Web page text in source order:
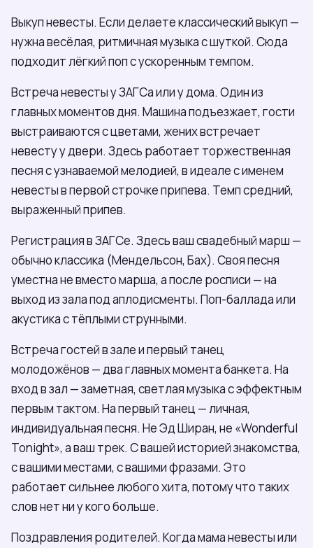
Выкуп невесты. Если делаете классический выкуп —
нужна весёлая, ритмичная музыка с шуткой. Сюда
подходит лёгкий поп с ускоренным темпом.
Встреча невесты у ЗАГСа или у дома. Один из
главных моментов дня. Машина подъезжает, гости
выстраиваются с цветами, жених встречает
невесту у двери. Здесь работает торжественная
песня с узнаваемой мелодией, в идеале с именем
невесты в первой строчке припева. Темп средний,
выраженный припев.
Регистрация в ЗАГСе. Здесь ваш свадебный марш —
обычно классика (Мендельсон, Бах). Своя песня
уместна не вместо марша, а после росписи — на
выход из зала под аплодисменты. Поп-баллада или
акустика с тёплыми струнными.
Встреча гостей в зале и первый танец
молодожёнов — два главных момента банкета. На
вход в зал — заметная, светлая музыка с эффектным
первым тактом. На первый танец — личная,
индивидуальная песня. Не Эд Ширан, не «Wonderful
Tonight», а ваш трек. С вашей историей знакомства,
с вашими местами, с вашими фразами. Это
работает сильнее любого хита, потому что таких
слов нет ни у кого больше.
Поздравления родителей. Когда мама невесты или